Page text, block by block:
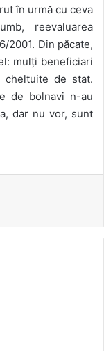
în urmă cu ceva
reevaluarea
2001. Din păcate,
mulți beneficiari
cheltuite de stat.
de bolnavi n-au
dar nu vor, sunt